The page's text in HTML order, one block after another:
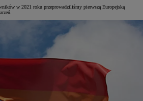
w 2021 roku przeprowadziliśmy pierwszą Europejską